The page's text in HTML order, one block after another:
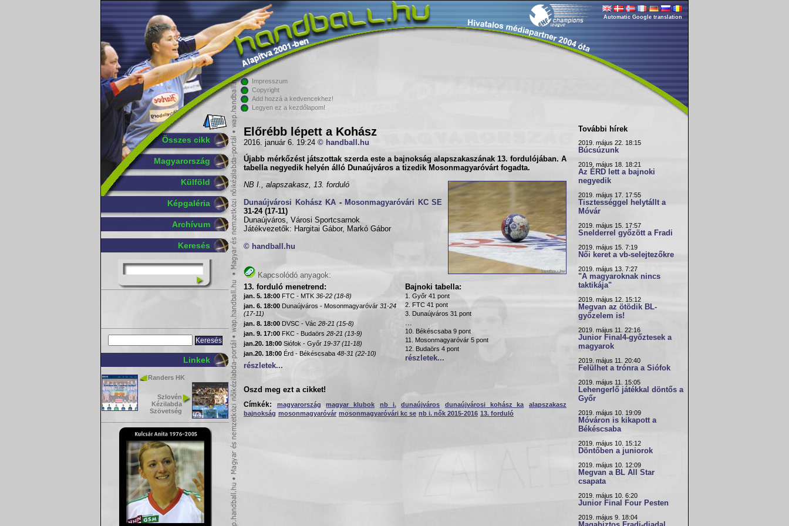
Összes cikk
Magyarország
Külföld
Képgaléria
Archívum
Keresés
Linkek
Randers HK
Szlovén
Kézilabda
Szövetség
Automatic Google translation
Impresszum
Copyright
Add hozzá a kedvencekhez!
Legyen ez a kezdőlapom!
Előrébb lépett a Kohász
2016. január 6. 19:24 © handball.hu
Újabb mérkőzést játszottak szerda este a bajnokság alapszakaszának 13. fordulójában. A
tabella negyedik helyén álló Dunaújváros a tizedik Mosonmagyaróvárt fogadta.
NB I., alapszakasz, 13. forduló
Dunaújvárosi Kohász KA - Mosonmagyaróvári KC SE
31-24 (17-11)
Dunaújváros, Városi Sportcsarnok
Játékvezetők: Hargitai Gábor, Markó Gábor
© handball.hu
Kapcsolódó anyagok:
13. forduló menetrend:
jan. 5. 18:00 FTC - MTK 36-22 (18-8)
jan. 6. 18:00 Dunaújváros - Mosonmagyaróvár 31-24
(17-11)
jan. 8. 18:00 DVSC - Vác 28-21 (15-8)
jan. 9. 17:00 FKC - Budaörs 28-21 (13-9)
jan.20. 18:00 Siófok - Győr 19-37 (11-18)
jan.20. 18:00 Érd - Békéscsaba 48-31 (22-10)
részletek...
Bajnoki tabella:
1. Győr 41 pont
2. FTC 41 pont
3. Dunaújváros 31 pont
10. Békéscsaba 9 pont
11. Mosonmagyaróvár 5 pont
12. Budaörs 4 pont
részletek...
Oszd meg ezt a cikket!
Címkék:
magyarország magyar klubok nb i. dunaújváros dunaújvárosi kohász ka
alapszakasz
bajnokság mosonmagyaróvár mosonmagyaróvári kc se nb i. nők 2015-2016 13. forduló
További hírek
2019. május 22. 18:15
Búcsúzunk
2019. május 18. 18:21
Az ÉRD lett a bajnoki
negyedik
2019. május 17. 17:55
Tisztességgel helytállt a
Móvár
2019. május 15. 17:57
Snelderrel győzött a Fradi
2019. május 15. 7:19
Női keret a vb-selejtezőkre
2019. május 13. 7:27
"A magyaroknak nincs
taktikája"
2019. május 12. 15:12
Megvan az ötödik BL-
győzelem is!
2019. május 11. 22:16
Junior Final4-győztesek a
magyarok
2019. május 11. 20:40
Felülhet a trónra a Siófok
2019. május 11. 15:05
Lehengerlő játékkal döntős a
Győr
2019. május 10. 19:09
Móváron is kikapott a
Békéscsaba
2019. május 10. 15:12
Döntőben a juniorok
2019. május 10. 12:09
Megvan a BL All Star
csapata
2019. május 10. 6:20
Junior Final Four Pesten
2019. május 9. 18:04